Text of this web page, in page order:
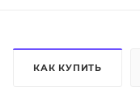
КАК КУПИТЬ